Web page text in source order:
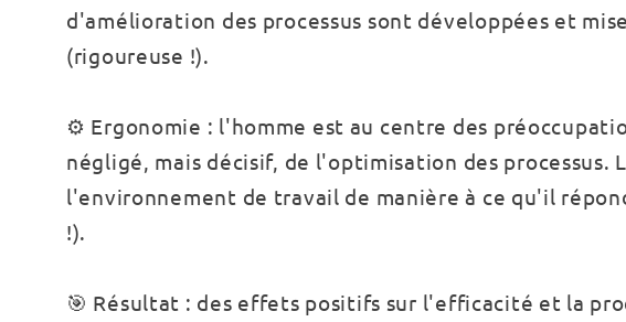
d'amélioration des processus sont développées et
(rigoureuse !).
⚙️ Ergonomie : l'homme est au centre des
négligé, mais décisif, de l'optimisation des processus.
l'environnement de travail de manière à ce qu'il
!).
🎯 Résultat : des effets positifs sur l'efficacité et la